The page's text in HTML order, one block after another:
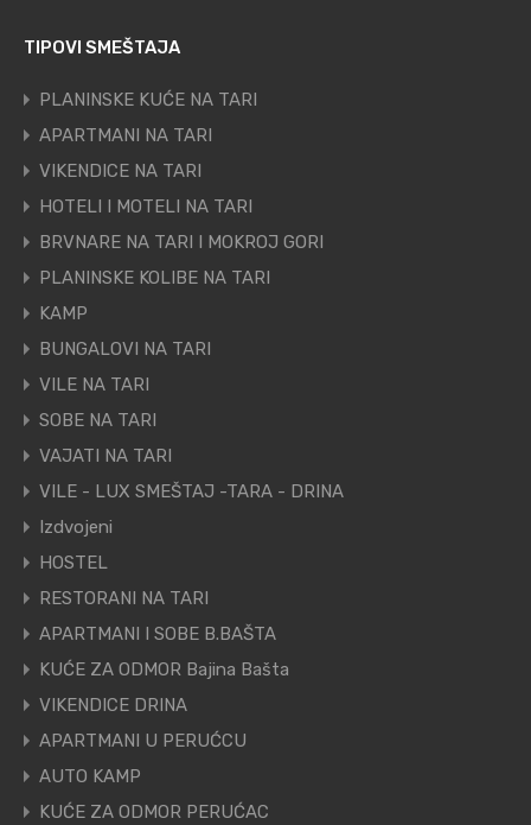
TIPOVI SMEŠTAJA
PLANINSKE KUĆE NA TARI
APARTMANI NA TARI
VIKENDICE NA TARI
HOTELI I MOTELI NA TARI
BRVNARE NA TARI I MOKROJ GORI
PLANINSKE KOLIBE NA TARI
KAMP
BUNGALOVI NA TARI
VILE NA TARI
SOBE NA TARI
VAJATI NA TARI
VILE - LUX SMEŠTAJ -TARA - DRINA
Izdvojeni
HOSTEL
RESTORANI NA TARI
APARTMANI I SOBE B.BAŠTA
KUĆE ZA ODMOR Bajina Bašta
VIKENDICE DRINA
APARTMANI U PERUĆCU
AUTO KAMP
KUĆE ZA ODMOR PERUĆAC